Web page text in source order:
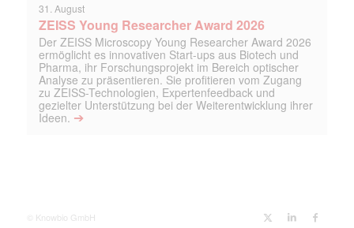
31. August
ZEISS Young Researcher Award 2026
Der ZEISS Microscopy Young Researcher Award 2026
ermöglicht es innovativen Start-ups aus Biotech und
Pharma, ihr Forschungsprojekt im Bereich optischer
Analyse zu präsentieren. Sie profitieren vom Zugang
zu ZEISS-Technologien, Expertenfeedback und
gezielter Unterstützung bei der Weiterentwicklung ihrer
Ideen. ➔
© Knowbio GmbH